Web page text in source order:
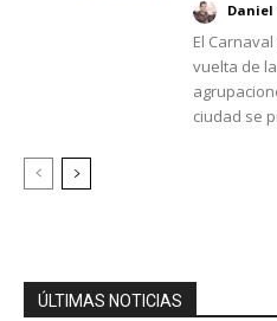
Daniel
El
vuelta de
ciudad se
ÚLTIMAS NOTICIAS